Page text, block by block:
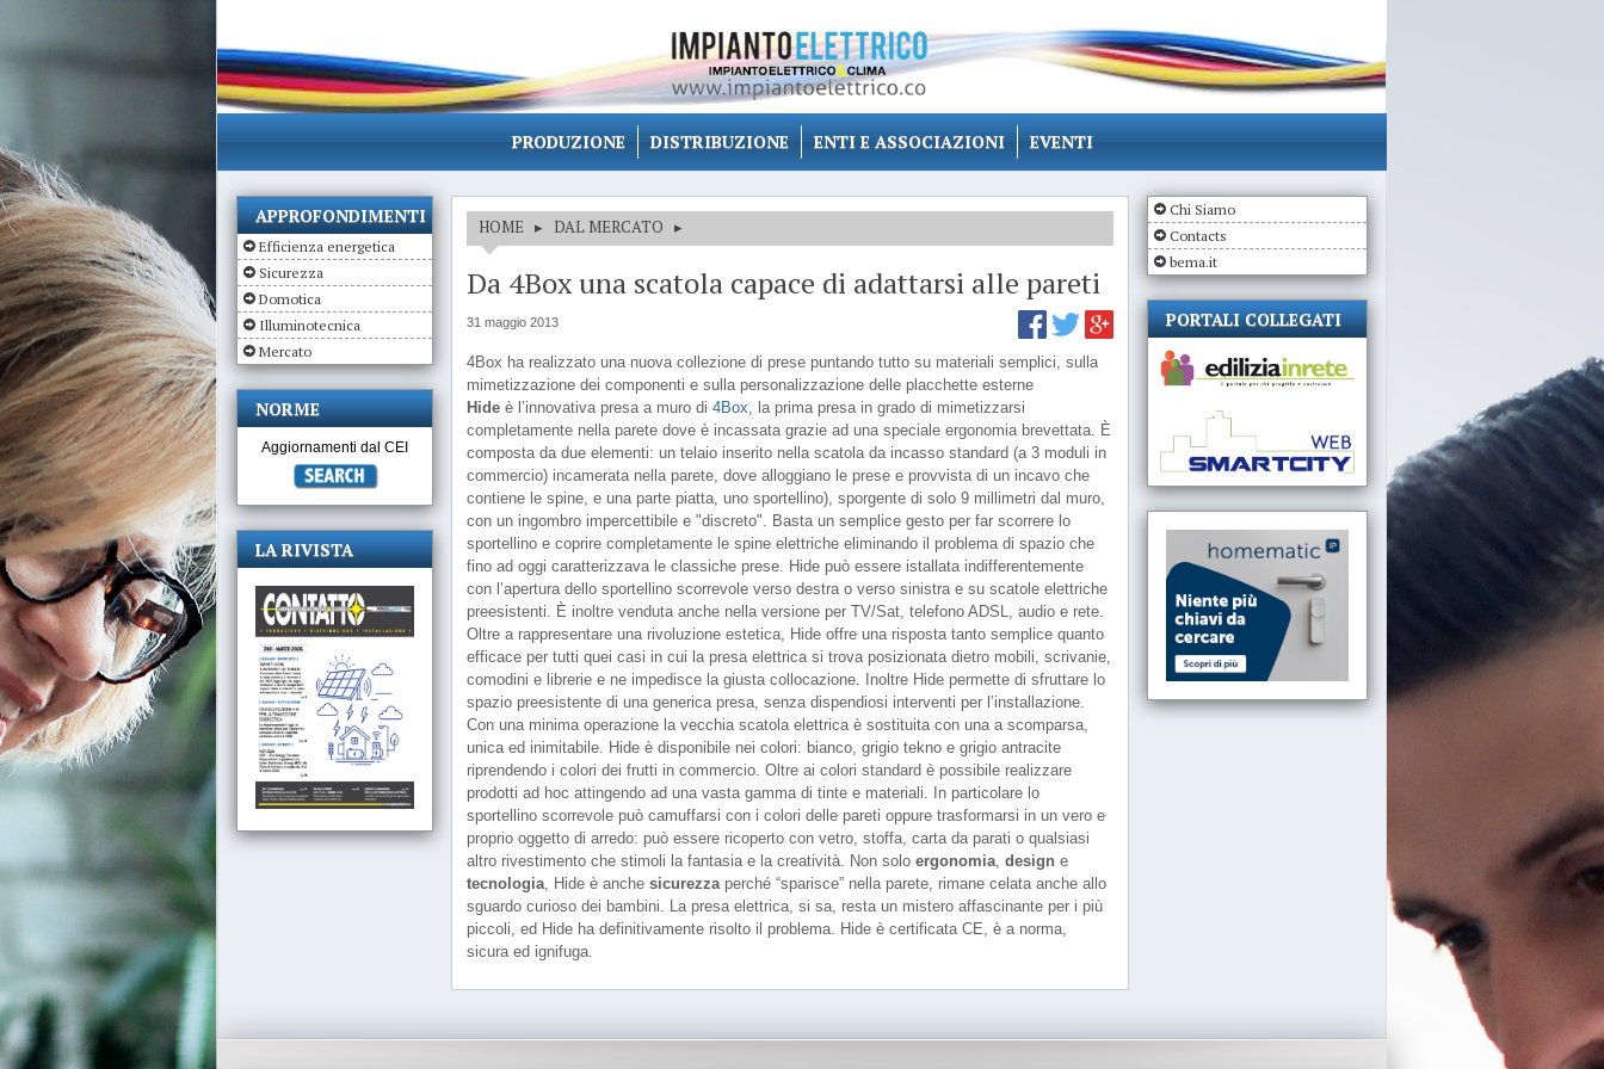
PRODUZIONE DISTRIBUZIONE ENTI E ASSOCIAZIONI EVENTI
HOME ▸ DAL MERCATO ▸
Da 4Box una scatola capace di adattarsi alle pareti
31 maggio 2013
4Box ha realizzato una nuova collezione di prese puntando tutto su materiali semplici, sulla
mimetizzazione dei componenti e sulla personalizzazione delle placchette esterne
Hide è l’innovativa presa a muro di4Box, la prima presa in grado di mimetizzarsi
completamente nella parete dove è incassata grazie ad una speciale ergonomia brevettata. È
composta da due elementi: un telaio inserito nella scatola da incasso standard (a 3 moduli in
commercio) incamerata nella parete, dove alloggiano le prese e provvista di un incavo che
contiene le spine, e una parte piatta, uno sportellino), sporgente di solo 9 millimetri dal muro,
con un ingombro impercettibile e "discreto". Basta un semplice gesto per far scorrere lo
sportellino e coprire completamente le spine elettriche eliminando il problema di spazio che
fino ad oggi caratterizzava le classiche prese. Hide può essere istallata indifferentemente
con l’apertura dello sportellino scorrevole verso destra o verso sinistra e su scatole elettriche
preesistenti. È inoltre venduta anche nella versione per TV/Sat, telefono ADSL, audio e rete.
Oltre a rappresentare una rivoluzione estetica, Hide offre una risposta tanto semplice quanto
efficace per tutti quei casi in cui la presa elettrica si trova posizionata dietro mobili, scrivanie,
comodini e librerie e ne impedisce la giusta collocazione. Inoltre Hide permette di sfruttare lo
spazio preesistente di una generica presa, senza dispendiosi interventi per l’installazione.
Con una minima operazione la vecchia scatola elettrica è sostituita con una a scomparsa,
unica ed inimitabile. Hide è disponibile nei colori: bianco, grigio tekno e grigio antracite
riprendendo i colori dei frutti in commercio. Oltre ai colori standard è possibile realizzare
prodotti ad hoc attingendo ad una vasta gamma di tinte e materiali. In particolare lo
sportellino scorrevole può camuffarsi con i colori delle pareti oppure trasformarsi in un vero e
proprio oggetto di arredo: può essere ricoperto con vetro, stoffa, carta da parati o qualsiasi
altro rivestimento che stimoli la fantasia e la creatività. Non soloergonomia,design e
tecnologia, Hide è anchesicurezzaperché “sparisce” nella parete, rimane celata anche allo
sguardo curioso dei bambini. La presa elettrica, si sa, resta un mistero affascinante per i più
piccoli, ed Hide ha definitivamente risolto il problema. Hide è certificata CE, è a norma,
sicura ed ignifuga.
APPROFONDIMENTI
Efficienza energetica
Sicurezza
Domotica
Illuminotecnica
Mercato
NORME
Aggiornamenti dal CEI
LA RIVISTA
Chi Siamo
Contacts
bema.it
PORTALI COLLEGATI